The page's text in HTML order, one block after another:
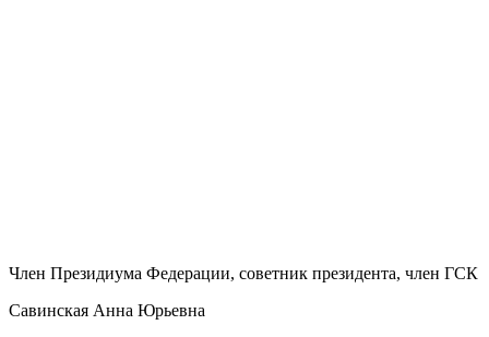
Член Президиума Федерации, советник президента, член ГСК
Савинская Анна Юрьевна